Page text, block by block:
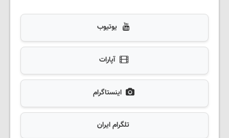
یوتیوب
آپارات
اینستاگرام
تلگرام ایران